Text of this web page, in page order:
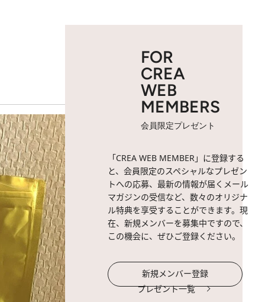
FOR
CREA
WEB
MEMBERS
会員限定プレゼント
「CREA WEB MEMBER」に登録する
と、会員限定のスペシャルなプレゼン
トへの応募、最新の情報が届くメール
マガジンの受信など、数々のオリジナ
ル特典を享受することができます。現
在、新規メンバーを募集中ですので、
この機会に、ぜひご登録ください。
新規メンバー登録
プレゼント一覧